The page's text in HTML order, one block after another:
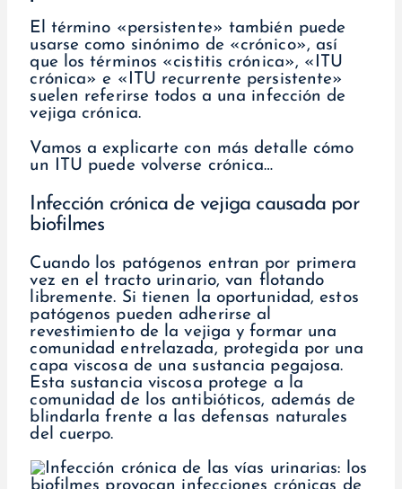
El término «persistente» también puede
usarse como sinónimo de «crónico», así
que los términos «cistitis crónica», «ITU
crónica» e «ITU recurrente persistente»
suelen referirse todos a una infección de
vejiga crónica.
Vamos a explicarte con más detalle cómo
un ITU puede volverse crónica…
Infección crónica de vejiga causada por
biofilmes
Cuando los patógenos entran por primera
vez en el tracto urinario, van flotando
libremente. Si tienen la oportunidad, estos
patógenos pueden adherirse al
revestimiento de la vejiga y formar una
comunidad entrelazada, protegida por una
capa viscosa de una sustancia pegajosa.
Esta sustancia viscosa protege a la
comunidad de los antibióticos, además de
blindarla frente a las defensas naturales
del cuerpo.